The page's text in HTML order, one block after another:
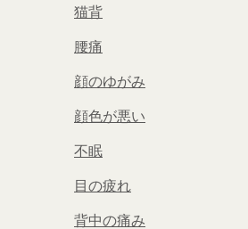
猫背
腰痛
顔のゆがみ
顔色が悪い
不眠
目の疲れ
背中の痛み